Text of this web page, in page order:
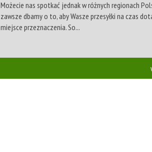
Możecie nas spotkać jednak w różnych regionach
zawsze dbamy o to, aby Wasze przesyłki na czas
miejsce przeznaczenia. So...